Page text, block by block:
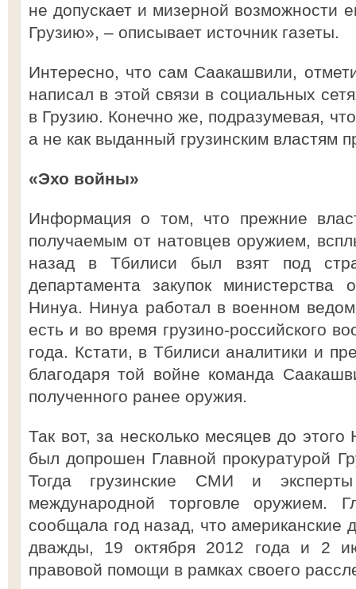
не допускает и мизерной возможности
Грузию», – описывает источник газеты.
Интересно, что сам Саакашвили,
написал в этой связи в социальных
в Грузию. Конечно же, подразумевая,
а не как выданный грузинским властям
«Эхо войны»
Информация о том, что прежние
получаемым от натовцев оружием,
назад в Тбилиси был взят под
департамента закупок министерства
Нинуа. Нинуа работал в военном
есть и во время грузино-российского
года. Кстати, в Тбилиси аналитики и
благодаря той войне команда
полученного ранее оружия.
Так вот, за несколько месяцев до этого
был допрошен Главной прокуратурой
Тогда грузинские СМИ и
международной торговле оружием.
сообщала год назад, что
дважды, 19 октября 2012 года и 2
правовой помощи в рамках своего